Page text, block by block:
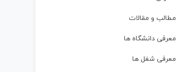
مطالب و مقالات
معرفی دانشگاه ها
معرفی شغل ها